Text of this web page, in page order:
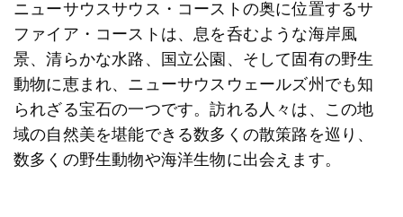
ニューサウスサウス・コーストの奥に位置するサ
ファイア・コーストは、息を呑むような海岸風
景、清らかな水路、国立公園、そして固有の野生
動物に恵まれ、ニューサウスウェールズ州でも知
られざる宝石の一つです。訪れる人々は、この地
域の自然美を堪能できる数多くの散策路を巡り、
数多くの野生動物や海洋生物に出会えます。